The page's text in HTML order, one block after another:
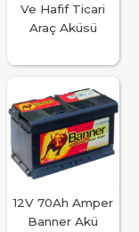
Ve Hafif Ticari
Araç Aküsü
12V 70Ah Amper
Banner Akü